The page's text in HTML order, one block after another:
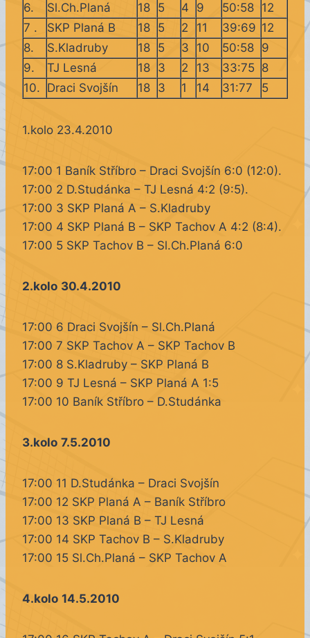
6.
Sl.Ch.Planá 18 5 4 9 50:58 12
7 .
SKP Planá B 18 5 2 11 39:69 12
8.
S.Kladruby 18 5 3 10 50:58 9
9.
TJ Lesná 18 3 2 13 33:75 8
10. Draci Svojšín 18 3 1 14 31:77 5
1.kolo 23.4.2010
17:00 1 Baník Stříbro – Draci Svojšín 6:0 (12:0).
17:00 2 D.Studánka – TJ Lesná 4:2 (9:5).
17:00 3 SKP Planá A – S.Kladruby
17:00 4 SKP Planá B – SKP Tachov A 4:2 (8:4).
17:00 5 SKP Tachov B – Sl.Ch.Planá 6:0
2.kolo 30.4.2010
17:00 6 Draci Svojšín – Sl.Ch.Planá
17:00 7 SKP Tachov A – SKP Tachov B
17:00 8 S.Kladruby – SKP Planá B
17:00 9 TJ Lesná – SKP Planá A 1:5
17:00 10 Baník Stříbro – D.Studánka
3.kolo 7.5.2010
17:00 11 D.Studánka – Draci Svojšín
17:00 12 SKP Planá A – Baník Stříbro
17:00 13 SKP Planá B – TJ Lesná
17:00 14 SKP Tachov B – S.Kladruby
17:00 15 Sl.Ch.Planá – SKP Tachov A
4.kolo 14.5.2010